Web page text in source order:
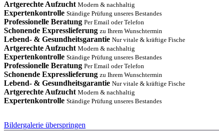
Artgerechte Aufzucht Modern & nachhaltig
Expertenkontrolle Ständige Prüfung unseres Bestandes
Professionelle Beratung Per Email oder Telefon
Schonende Expresslieferung zu Ihrem Wunschtermin
Lebend- & Gesundheitsgarantie Nur vitale & kräftige Fische
Artgerechte Aufzucht Modern & nachhaltig
Expertenkontrolle Ständige Prüfung unseres Bestandes
Professionelle Beratung Per Email oder Telefon
Schonende Expresslieferung zu Ihrem Wunschtermin
Lebend- & Gesundheitsgarantie Nur vitale & kräftige Fische
Artgerechte Aufzucht Modern & nachhaltig
Expertenkontrolle Ständige Prüfung unseres Bestandes
Bildergalerie überspringen